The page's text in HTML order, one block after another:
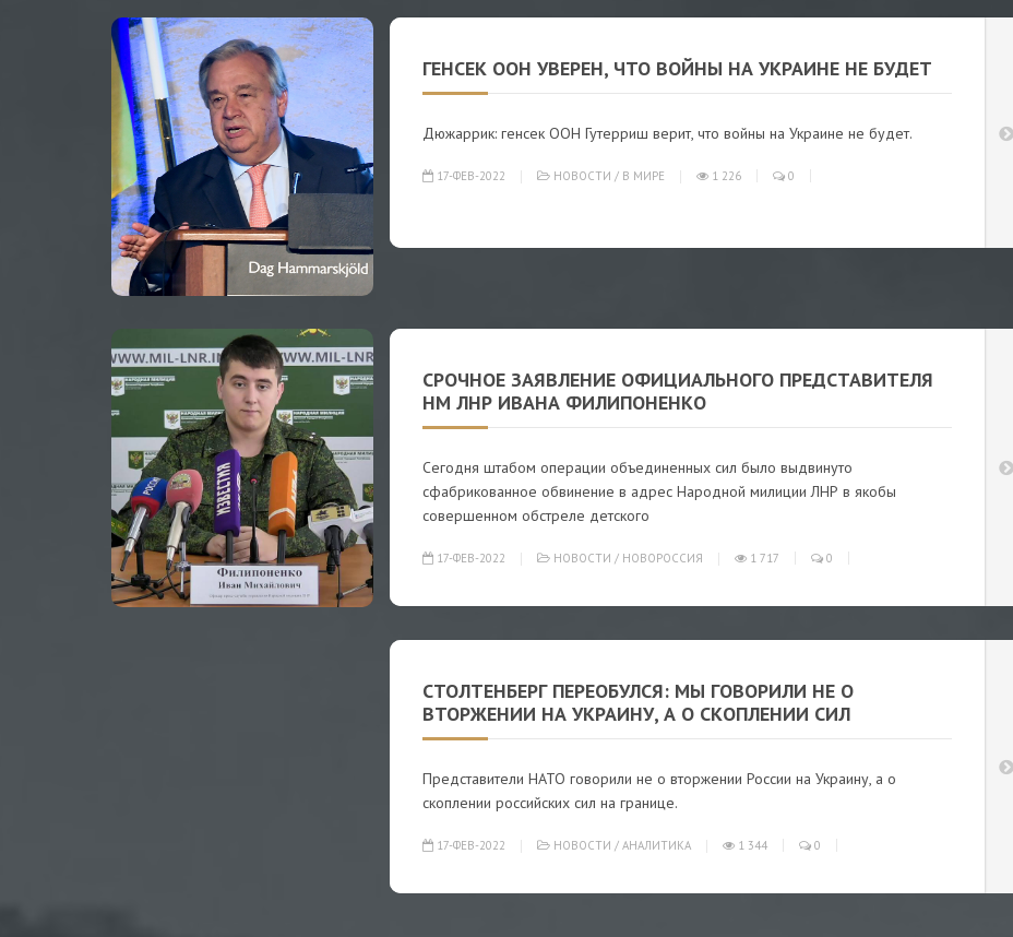
ГЕНСЕК ООН УВЕРЕН, ЧТО ВОЙНЫ НА УКРАИНЕ НЕ БУДЕТ
Дюжаррик: генсек ООН Гутерриш верит, что войны на Украине не будет.
17-ФЕВ-2022 НОВОСТИ / В МИРЕ 1 226 0
СРОЧНОЕ ЗАЯВЛЕНИЕ ОФИЦИАЛЬНОГО ПРЕДСТАВИТЕЛЯ
НМ ЛНР ИВАНА ФИЛИПОНЕНКО
Сегодня штабом операции объединенных сил было выдвинуто
сфабрикованное обвинение в адрес Народной милиции ЛНР в якобы
совершенном обстреле детского
17-ФЕВ-2022 НОВОСТИ / НОВОРОССИЯ 1 717 0
СТОЛТЕНБЕРГ ПЕРЕОБУЛСЯ: МЫ ГОВОРИЛИ НЕ О
ВТОРЖЕНИИ НА УКРАИНУ, А О СКОПЛЕНИИ СИЛ
Представители НАТО говорили не о вторжении России на Украину, а о
скоплении российских сил на границе.
17-ФЕВ-2022 НОВОСТИ / АНАЛИТИКА 1 344 0